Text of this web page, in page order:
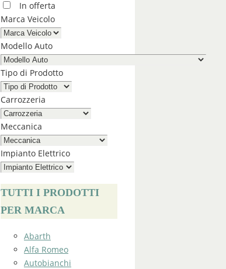
In offerta
Marca Veicolo
Modello Auto
Tipo di Prodotto
Carrozzeria
Meccanica
Impianto Elettrico
TUTTI I PRODOTTI
PER MARCA
Abarth
Alfa Romeo
Autobianchi